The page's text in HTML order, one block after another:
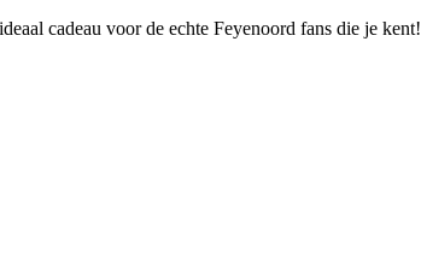
cadeau voor de echte Feyenoord fans die je kent!